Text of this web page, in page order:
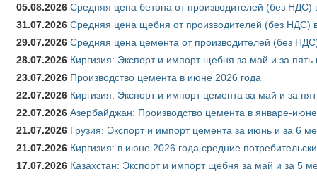
05.08.2026 Средняя цена бетона от производителей (без НДС)
31.07.2026 Средняя цена щебня от производителей (без НДС)
29.07.2026 Средняя цена цемента от производителей (без
28.07.2026 Киргизия: Экспорт и импорт щебня за май и за
23.07.2026 Производство цемента в июне 2026 года
22.07.2026 Киргизия: Экспорт и импорт цемента за май и за
22.07.2026 Азербайджан: Производство цемента в январе-
21.07.2026 Грузия: Экспорт и импорт цемента за июнь и за 6
21.07.2026 Киргизия: в июне 2026 года средние
17.07.2026 Казахстан: Экспорт и импорт щебня за май и за 5